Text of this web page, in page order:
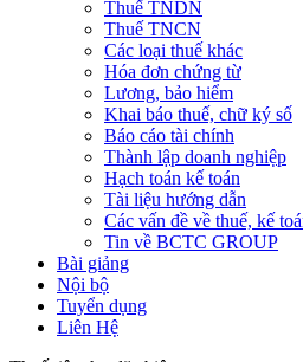
Thuế TNDN
Thuế TNCN
Các loại thuế khác
Hóa đơn chứng từ
Lương, bảo hiểm
Khai báo thuế, chữ ký số
Báo cáo tài chính
Thành lập doanh nghiệp
Hạch toán kế toán
Tài liệu hướng dẫn
Các vấn đề về thuế, kế
Tin về BCTC GROUP
Bài giảng
Nội bộ
Tuyển dụng
Liên Hệ